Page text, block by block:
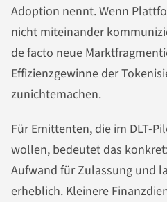
Adoption nennt. Wenn
nicht miteinander
de facto neue
Effizienzgewinne der
zunichtemachen.
Für Emittenten, die im DLT-
wollen, bedeutet das
Aufwand für Zulassung und
erheblich. Kleinere